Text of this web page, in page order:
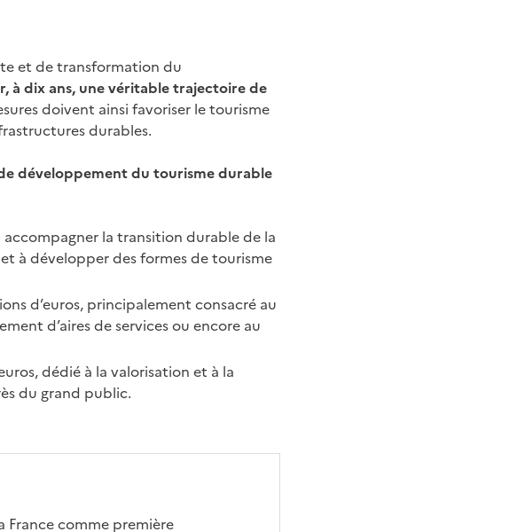
et de transformation du
à dix ans, une véritable trajectoire de
doivent ainsi favoriser le tourisme
durables.
développement du tourisme durable
accompagner la transition durable de la
à développer des formes de tourisme
d’euros, principalement consacré au
d’aires de services ou encore au
dédié à la valorisation et à la
du grand public.
comme première